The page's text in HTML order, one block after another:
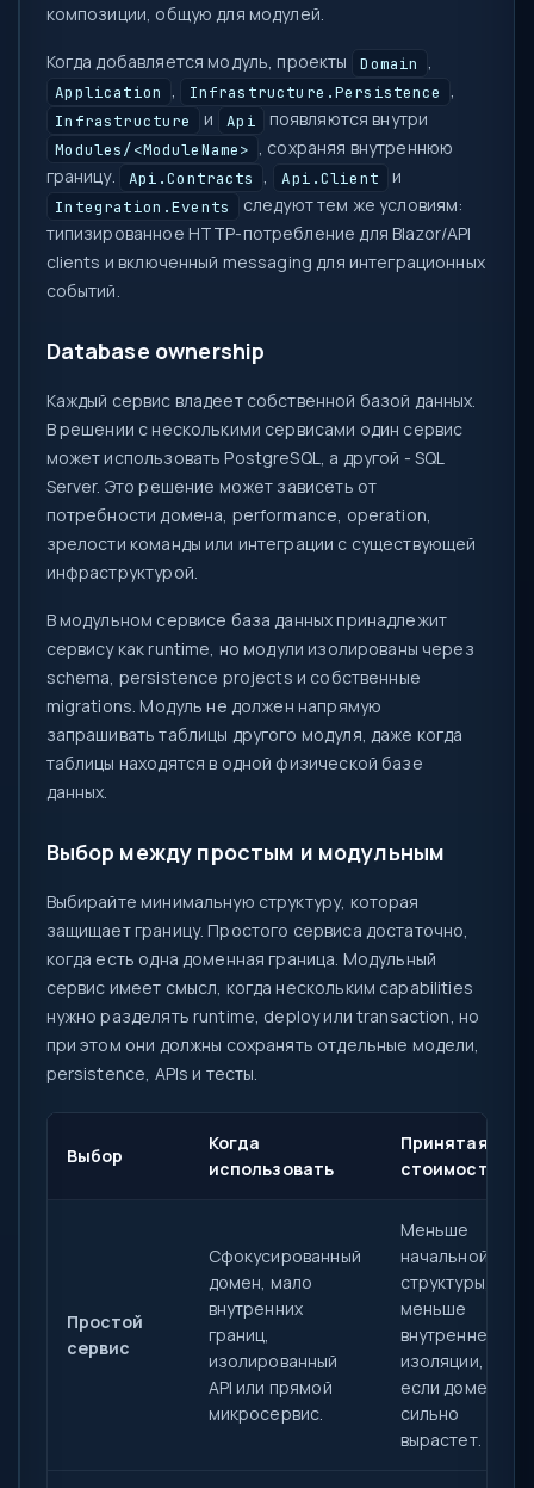
композиции, общую для модулей.
Когда добавляется модуль, проекты Domain ,
Application , Infrastructure.Persistence ,
Infrastructure и Api появляются внутри
Modules/<ModuleName> , сохраняя внутреннюю
границу.
Api.Contracts , Api.Client и
Integration.Events
следуют тем же условиям:
типизированное HTTP-потребление для Blazor/API
clients и включенный messaging для интеграционных
событий.
Database ownership
Каждый сервис владеет собственной базой данных.
В решении с несколькими сервисами один сервис
может использовать PostgreSQL, а другой - SQL
Server. Это решение может зависеть от
потребности домена, performance, operation,
зрелости команды или интеграции с существующей
инфраструктурой.
В модульном сервисе база данных принадлежит
сервису как runtime, но модули изолированы через
schema, persistence projects и собственные
migrations. Модуль не должен напрямую
запрашивать таблицы другого модуля, даже когда
таблицы находятся в одной физической базе
данных.
Выбор между простым и модульным
Выбирайте минимальную структуру, которая
защищает границу. Простого сервиса достаточно,
когда есть одна доменная граница. Модульный
сервис имеет смысл, когда нескольким capabilities
нужно разделять runtime, deploy или transaction, но
при этом они должны сохранять отдельные модели,
persistence, APIs и тесты.
Выбор
Когда
использовать
Принятая
стоимость
Простой
сервис
Сфокусированный
домен, мало
внутренних
границ,
изолированный
API или прямой
микросервис.
Меньше
начальной
структуры, но
меньше
внутренней
изоляции,
если домен
сильно
вырастет.